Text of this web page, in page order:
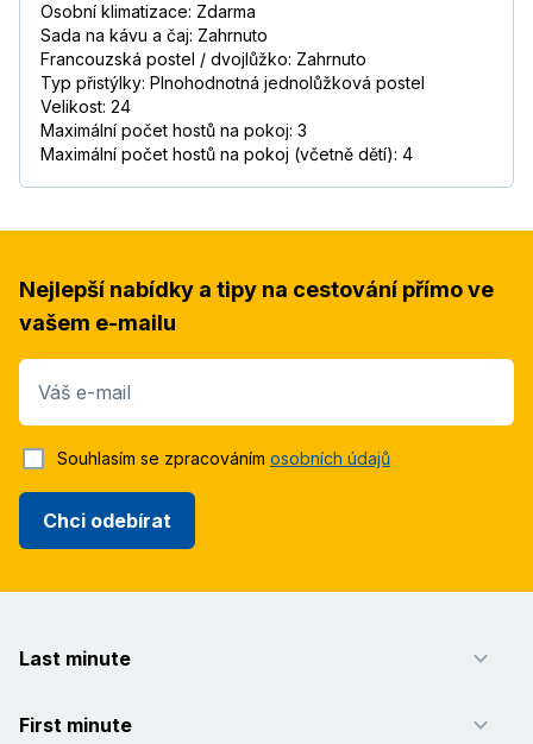
Osobní klimatizace: Zdarma
Sada na kávu a čaj: Zahrnuto
Francouzská postel / dvojlůžko: Zahrnuto
Typ přistýlky: Plnohodnotná jednolůžková postel
Velikost: 24
Maximální počet hostů na pokoj: 3
Maximální počet hostů na pokoj (včetně dětí): 4
Nejlepší nabídky a tipy na cestování přímo ve
vašem e-mailu
Váš e-mail
Chci odebírat
Souhlasím se zpracováním osobních údajů
Last minute
First minute